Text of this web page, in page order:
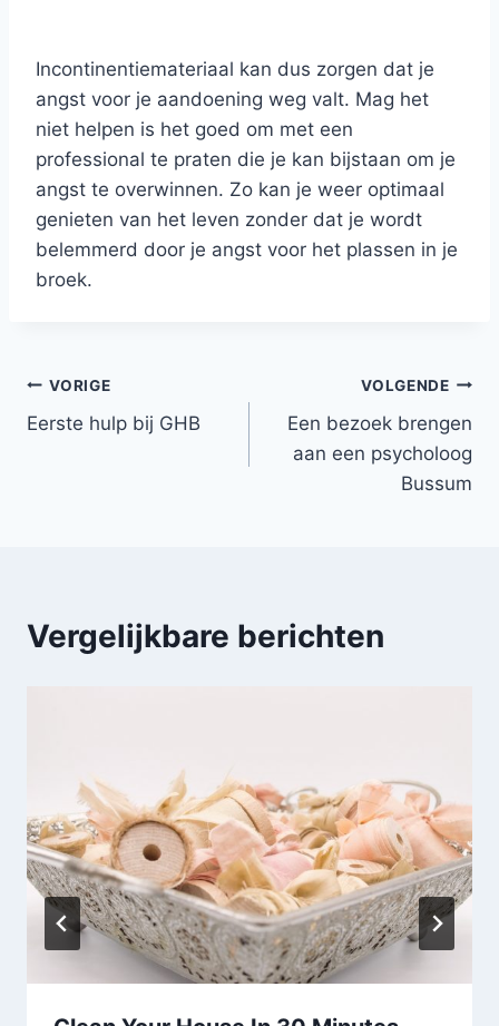
Incontinentiemateriaal kan dus zorgen dat je
angst voor je aandoening weg valt. Mag het
niet helpen is het goed om met een
professional te praten die je kan bijstaan om je
angst te overwinnen. Zo kan je weer optimaal
genieten van het leven zonder dat je wordt
belemmerd door je angst voor het plassen in je
broek.
Bericht
navigatie
VORIGE
Eerste hulp bij GHB
VOLGENDE
Een bezoek brengen
aan een psycholoog
Bussum
Vergelijkbare berichten